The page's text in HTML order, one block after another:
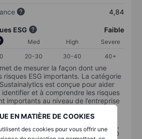
EN MATIÈRE DE COOKIES
des cookies pour vous offrir une
4,84
ESG Faible
Med High
Severe
20-30 30-40 40+
de mesurer la façon dont une
risques ESG importants. La catégorie
est conçue pour aider
identifier et à comprendre les risques
importants au niveau de l’entreprise
sont susceptibles d’affecter les
terme des investissements en
de 0 à 100. Plus le risque est faible,
(0 équivaut à aucun risque et 100